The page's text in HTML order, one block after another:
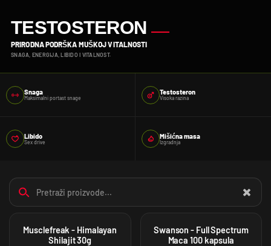
TESTOSTERON
PRIRODNA PODRŠKA MUŠKOJ VITALNOSTI
SNAGA, ENERGIJA, LIBIDO I VITALNOST.
Snaga
Maksimalni portast snage
Testosteron
Visoka razina
Libido
Sex drive
Mišićna masa
Izgradnja
Musclefreak - Himalayan
Shilajit 30g
Swanson - Full Spectrum
Maca 100 kapsula